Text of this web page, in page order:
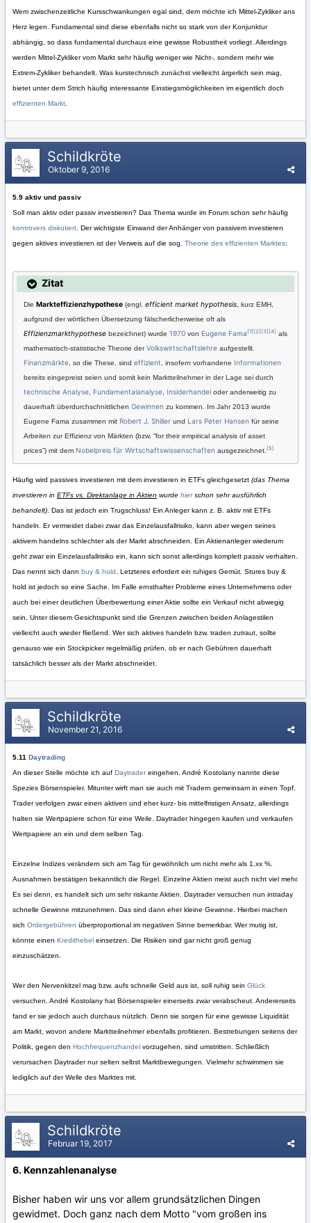
Wem zwischenzeitliche Kursschwankungen egal sind, dem möchte ich Mittel-Zykliker ans
Herz legen. Fundamental sind diese ebenfalls nicht so stark von der Konjunktur
abhängig, so dass fundamental durchaus eine gewisse Robustheit vorliegt. Allerdings
werden Mittel-Zykliker vom Markt sehr häufig weniger wie Nicht-, sondern mehr wie
Extrem-Zykliker behandelt. Was kurstechnisch zunächst vielleicht ärgerlich sein mag,
bietet unter dem Strich häufig interessante Einstiegsmöglichkeiten im eigentlich doch
effizienten Markt
Schildkröte
Oktober 9, 2016
5.9 aktiv und passiv
Soll man aktiv oder passiv investieren? Das Thema wurde im Forum schon sehr häufig
kontrovers diskutiert . Der wichtigste Einwand der Anhänger von passivem investieren
gegen aktives investieren ist der Verweis auf die sog. Theorie des effizienten Marktes:
Zitat
Die Markteffizienzhypothese (engl. efficient market hypothesis , kurz EMH,
aufgrund der wörtlichen Übersetzung fälscherlicherweise oft als
Effizienzmarkthypothese bezeichnet) wurde 1970 von Eugene Fama [1] [2] [3] [4] als
mathematisch-statistische Theorie derVolkswirtschaftslehre aufgestellt.
Finanzmärkte , so die These, sind effizient , insofern vorhandene Informationen
bereits eingepreist seien und somit kein Marktteilnehmer in der Lage sei durch
technische Analyse Fundamentalanalyse Insiderhandel oder anderweitig zu
dauerhaft überdurchschnittlichen Gewinnen zu kommen. Im Jahr 2013 wurde
Eugene Fama zusammen mit Robert J. Shiller und Lars Peter Hansen für seine
Arbeiten zur Effizienz von Märkten (bzw. “for their empirical analysis of asset
prices”) mit dem Nobelpreis für Wirtschaftswissenschaften ausgezeichnet. [5]
Häufig wird passives investieren mit dem investieren in ETFs gleichgesetzt (das Thema
investieren in ETFs vs. Direktanlage in Aktien wurde hierschon sehr ausführlich
behandelt) . Das ist jedoch ein Trugschluss! Ein Anleger kann z. B. aktiv mit ETFs
handeln. Er vermeidet dabei zwar das Einzelausfallrisiko, kann aber wegen seines
aktivem handelns schlechter als der Markt abschneiden. Ein Aktienanleger wiederum
geht zwar ein Einzelausfallrisiko ein, kann sich sonst allerdings komplett passiv verhalten.
Das nennt sich dann buy & hold . Letzteres erfordert ein ruhiges Gemüt. Stures buy &
hold ist jedoch so eine Sache. Im Falle ernsthafter Probleme eines Unternehmens oder
auch bei einer deutlichen Überbewertung einer Aktie sollte ein Verkauf nicht abwegig
sein. Unter diesem Gesichtspunkt sind die Grenzen zwischen beiden Anlagestilen
vielleicht auch wieder fließend. Wer sich aktives handeln bzw. traden zutraut, sollte
genauso wie ein Stockpicker regelmäßig prüfen, ob er nach Gebühren dauerhaft
tatsächlich besser als der Markt abschneidet.
Schildkröte
November 21, 2016
5.11 Daytrading
An dieser Stelle möchte ich auf Daytradereingehen. André Kostolany nannte diese
Spezies Börsenspieler. Mitunter wirft man sie auch mit Tradern gemeinsam in einen Topf.
Trader verfolgen zwar einen aktiven und eher kurz- bis mittelfristigen Ansatz, allerdings
halten sie Wertpapiere schon für eine Weile. Daytrader hingegen kaufen und verkaufen
Wertpapiere an ein und dem selben Tag.
Einzelne Indizes verändern sich am Tag für gewöhnlich um nicht mehr als 1,xx %.
Ausnahmen bestätigen bekanntlich die Regel. Einzelne Aktien meist auch nicht viel mehr.
Es sei denn, es handelt sich um sehr riskante Aktien. Daytrader versuchen nun intraday
schnelle Gewinne mitzunehmen. Das sind dann eher kleine Gewinne. Hierbei machen
sich Ordergebühren überproportional im negativen Sinne bemerkbar. Wer mutig ist,
könnte einen Kredithebel einsetzen. Die Risiken sind gar nicht groß genug
einzuschätzen.
Wer den Nervenkitzel mag bzw. aufs schnelle Geld aus ist, soll ruhig sein Glück
versuchen. André Kostolany hat Börsenspieler einerseits zwar verabscheut. Andererseits
fand er sie jedoch auch durchaus nützlich. Denn sie sorgen für eine gewisse Liquidität
am Markt, wovon andere Marktteilnehmer ebenfalls profitieren. Bestrebungen seitens der
Politik, gegen den Hochfrequenzhandel vorzugehen, sind umstritten. Schließlich
verursachen Daytrader nur selten selbst Marktbewegungen. Vielmehr schwimmen sie
lediglich auf der Welle des Marktes mit.
Schildkröte
Februar 19, 2017
6. Kennzahlenanalyse
Bisher haben wir uns vor allem grundsätzlichen Dingen
gewidmet. Doch ganz nach dem Motto "vom großen ins